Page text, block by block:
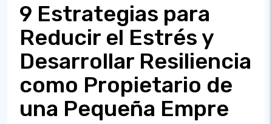
9 Estrategias para
Reducir el Estrés y
Desarrollar Resiliencia
como Propietario de
una Pequeña Empre